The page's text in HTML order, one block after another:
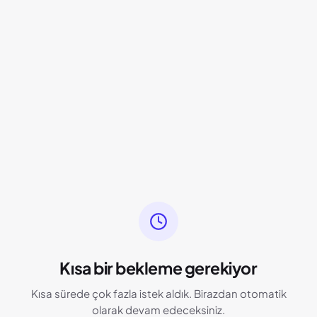
Kısa bir bekleme gerekiyor
Kısa sürede çok fazla istek aldık. Birazdan otomatik
olarak devam edeceksiniz.